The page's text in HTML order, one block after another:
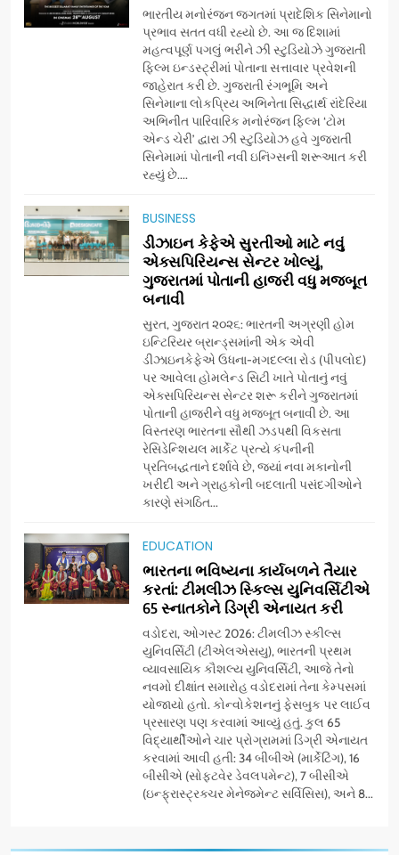
ભારતીય મનોરંજન જગતમાં પ્રાદેશિક સિનેમાનો
પ્રભાવ સતત વધી રહ્યો છે. આ જ દિશામાં
મહત્વપૂર્ણ પગલું ભરીને ઝી સ્ટુડિયોઝે ગુજરાતી
ફિલ્મ ઇન્ડસ્ટ્રીમાં પોતાના સત્તાવાર પ્રવેશની
જાહેરાત કરી છે. ગુજરાતી રંગભૂમિ અને
સિનેમાના લોકપ્રિય અભિનેતા સિદ્ધાર્થ રાંદેરિયા
અભિનીત પારિવારિક મનોરંજન ફિલ્મ ‘ટોમ
એન્ડ ચેરી’ દ્વારા ઝી સ્ટુડિયોઝ હવે ગુજરાતી
સિનેમામાં પોતાની નવી ઇનિંગ્સની શરૂઆત કરી
રહ્યું છે....
BUSINESS
ડીઝાઇન કેફેએ સુરતીઓ માટે નવું
એક્સપિરિયન્સ સેન્ટર ખોલ્યું,
ગુજરાતમાં પોતાની હાજરી વધુ મજબૂત
બનાવી
સુરત, ગુજરાત ૨૦૨૬: ભારતની અગ્રણી હોમ
ઇન્ટિરિયર બ્રાન્ડ્સમાંની એક એવી
ડીઝાઇનકેફેએ ઉધના-મગદલ્લા રોડ (પીપલોદ)
પર આવેલા હોમલેન્ડ સિટી ખાતે પોતાનું નવું
એક્સપિરિયન્સ સેન્ટર શરૂ કરીને ગુજરાતમાં
પોતાની હાજરીને વધુ મજબૂત બનાવી છે. આ
વિસ્તરણ ભારતના સૌથી ઝડપથી વિકસતા
રેસિડેન્શિયલ માર્કેટ પ્રત્યે કંપનીની
પ્રતિબદ્ધતાને દર્શાવે છે, જ્યાં નવા મકાનોની
ખરીદી અને ગ્રાહકોની બદલાતી પસંદગીઓને
કારણે સંગઠિત...
EDUCATION
ભારતના ભવિષ્યના કાર્યબળને તૈયાર
કરતાં: ટીમલીઝ સ્કિલ્સ યુનિવર્સિટીએ
65 સ્નાતકોને ડિગ્રી એનાયત કરી
વડોદરા, ઓગસ્ટ 2026: ટીમલીઝ સ્કીલ્સ
યુનિવર્સિટી (ટીએલએસયુ), ભારતની પ્રથમ
વ્યાવસાયિક કૌશલ્ય યુનિવર્સિટી, આજે તેનો
નવમો દીક્ષાંત સમારોહ વડોદરામાં તેના કેમ્પસમાં
યોજાયો હતો. કોન્વોકેશનનું ફેસબુક પર લાઈવ
પ્રસારણ પણ કરવામાં આવ્યું હતું. કુલ 65
વિદ્યાર્થીઓને ચાર પ્રોગ્રામમાં ડિગ્રી એનાયત
કરવામાં આવી હતી: 34 બીબીએ (માર્કેટિંગ), 16
બીસીએ (સોફ્ટવેર ડેવલપમેન્ટ), 7 બીસીએ
(ઇન્ફ્રાસ્ટ્રક્ચર મેનેજમેન્ટ સર્વિસિસ), અને 8...
5
177 દેશો અને 52 લાખ દર્શકો:
ગુજરાતી OTT પ્લેટફોર્મ ‘જોજો’
(JOJO) નો વિશ્વભરમાં દબદબો
BUSINESS
અમદાવાદમાં યોજાયેલા ‘ઓકલ્ટ
કોન્ક્લેવ 2026’માં ઈન્ટરનેશનલ
ટેરોટ રીડર પુનિતજી લુલ્લા એ ટેરોટ
કાર્ડ રીડિંગ અંગે માહિતી આપી
AHMEDABAD
ગ્લોબલ એક્સેલન્સ ફોરમ દ્વારા
નેશનલ લીડરશિપ કોન્કલેવ તથા
પ્રતિષ્ઠિત કાર્યક્રમ નવી દિલ્હીમાં
સફળતાપૂર્વક યોજાયો
8
સેમસંગ વિશ્વ યુવા કૌશલ્ય
દિવસની ઉજવણી કરે છે, સેમસંગ
દોસ્ત કૌશલ્ય વિકાસ કાર્યક્રમના
30 ટોચના પ્રતિભાશાળી
વિદ્યાર્થીઓનું સન્માન કરે છે
BUSINESS CSR
ઝી સ્ટુડિયોઝનું ગુજરાતી સિનેમામાં
ગ્રાન્ડ એન્ટ્રી: સિદ્ધાર્થ રાંદેરિયાની
‘ટોમ એન્ડ ચેરી’ સાથે નવા યુગની
શરૂઆત
ENTERTAINMENT
એક્સપિરિયન્સ સેન્ટર ખોલ્યું,